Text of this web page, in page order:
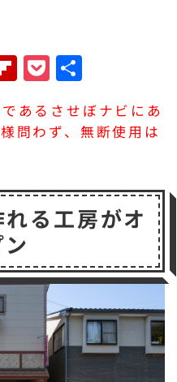
F
li
p
b
a
r
d
P
o
c
k
t
有
あるさせぼナビにあ
問わず、無断使用は
る工房がオ